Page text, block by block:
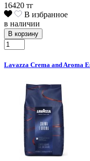
16420 тг
В избранное
в наличии
В корзину
Lavazza Crema and Aroma